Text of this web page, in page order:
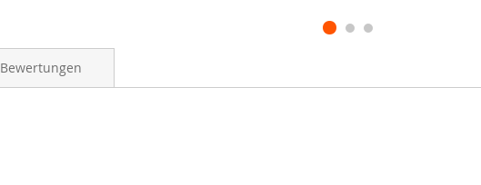
Bewertungen